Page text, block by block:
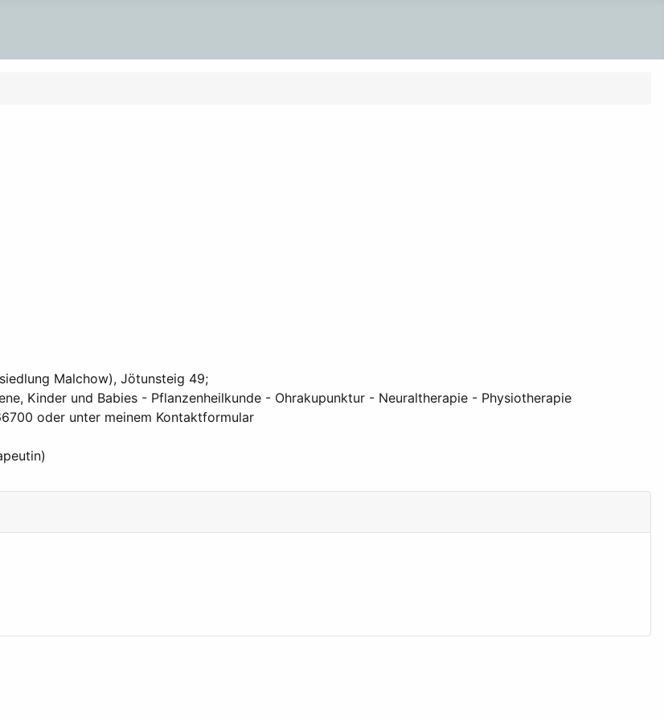
Malchow), Jötunsteig 49;
Kinder und Babies - Pflanzenheilkunde - Ohrakupunktur - Neuraltherapie - Physiotherapie
oder unter meinem Kontaktformular